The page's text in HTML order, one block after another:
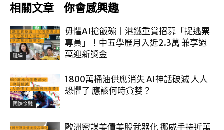
相關文章 你會感興趣
職場
毋懼AI搶飯碗｜港鐵重賞招募「捉逃票
專員」！中五學歷月入近2.3萬 兼享過
萬迎新獎金
國際金融
1800萬桶油供應消失 AI神話破滅 人人
恐懼了 應該何時貪婪？
歐洲密謀美債美股武器化 挪威手持近萬